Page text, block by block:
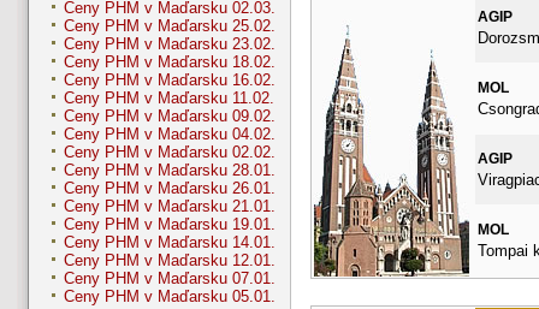
Ceny PHM v Maďarsku 02.03.
Ceny PHM v Maďarsku 25.02.
Ceny PHM v Maďarsku 23.02.
Ceny PHM v Maďarsku 18.02.
Ceny PHM v Maďarsku 16.02.
Ceny PHM v Maďarsku 11.02.
Ceny PHM v Maďarsku 09.02.
Ceny PHM v Maďarsku 04.02.
Ceny PHM v Maďarsku 02.02.
Ceny PHM v Maďarsku 28.01.
Ceny PHM v Maďarsku 26.01.
Ceny PHM v Maďarsku 21.01.
Ceny PHM v Maďarsku 19.01.
Ceny PHM v Maďarsku 14.01.
Ceny PHM v Maďarsku 12.01.
Ceny PHM v Maďarsku 07.01.
Ceny PHM v Maďarsku 05.01.
AGIP
MOL
AGIP
MOL
Tompai